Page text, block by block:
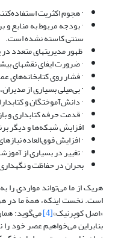
· هجوم اکثریت
· بودجه مربوط به منابع
سنتی کاسته نشده است.
ظهور مدیریتهای متعدد
· ضرورت ایفای نقشهای
· فشار روی کتابخانه‌های
· بی‌میلی بسیاری از
· دانش‌آموختگان و
· قدمت حرفه کتابداری و
افزایش شبکه‌ها و دیگر
· افزایش فوق‌العاده
· تغییر در بسیاری از
بحران در حفاظت و
هریک از ما می‌تواند مواردی
است. نخست اینکه، همة ما در
«اصل کوپرنیک»[4] می‌گوید:
بنابراین می‌خواهیم عصر خود